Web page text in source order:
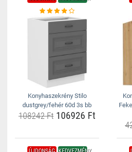
Konyhaszekrény Stilo
dustgrey/fehér 60d 3s bb
108242 Ft 106926 Ft